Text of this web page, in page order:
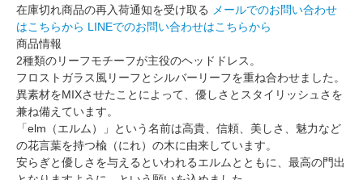
在庫切れ商品の再入荷通知を受け取る
メールでのお問い合わせ
はこちらから LINEでのお問い合わせはこちらから
商品情報
2種類のリーフモチーフが主役のヘッドドレス。
フロストガラス風リーフとシルバーリーフを重ね合わせました。
異素材をMIXさせたことによって、優しさとスタイリッシュさを
兼ね備えています。
「elm（エルム）」という名前は高貴、信頼、美しさ、魅力など
の花言葉を持つ楡（にれ）の木に由来しています。
安らぎと優しさを与えるといわれるエルムとともに、最高の門出